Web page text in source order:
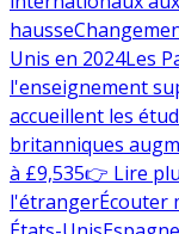
hausse
Unis en 2024Les
l'enseignement
accueillent les
britanniques
à £9,535👉 Lire
l'étrangerÉcouter